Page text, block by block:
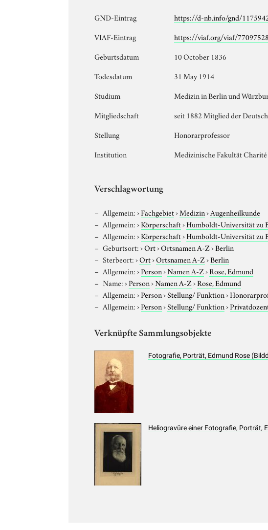
GND-Eintrag
https://d-nb.info/gnd/
VIAF-Eintrag
https://viaf.org/viaf/
Geburtsdatum
10 October 1836
Todesdatum
31 May 1914
Studium
Medizin in Berlin und
Mitgliedschaft
seit 1882 Mitglied der
Stellung
Honorarprofessor
Institution
Medizinische Fakultät Charité
Verschlagwortung
Allgemein:›Fachgebiet›Medizin›Augenheilkunde
Allgemein:›Körperschaft›Humboldt-Universität zu
Allgemein:›Körperschaft›Humboldt-Universität zu
Geburtsort:›Ort›Ortsnamen A-Z›Berlin
Sterbeort:›Ort›Ortsnamen A-Z›Berlin
Allgemein:›Person›Namen A-Z›Rose, Edmund
Name:›Person›Namen A-Z›Rose, Edmund
Allgemein:›Person›Stellung/ Funktion›
Allgemein:›Person›Stellung/ Funktion›
Verknüpfte Sammlungsobjekte
Fotografie, Porträt, Edmund Rose
Heliogravüre einer Fotografie, Porträt,